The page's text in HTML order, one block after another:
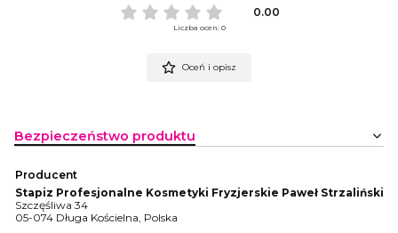
0.00
Liczba ocen: 0
Oceń i opisz
Bezpieczeństwo produktu
Producent
Stapiz Profesjonalne Kosmetyki Fryzjerskie Paweł Strzaliński
Szczęśliwa 34
05-074 Długa Kościelna, Polska